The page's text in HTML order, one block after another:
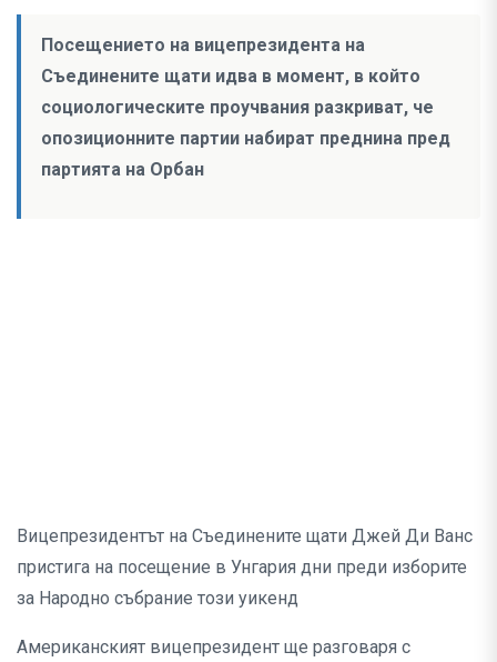
Посещението на вицепрезидента на
Съединените щати идва в момент, в който
социологическите проучвания разкриват, че
опозиционните партии набират преднина пред
партията на Орбан
Вицепрезидентът на Съединените щати Джей Ди Ванс
пристига на посещение в Унгария дни преди изборите
за Народно събрание този уикенд
Американският вицепрезидент ще разговаря с